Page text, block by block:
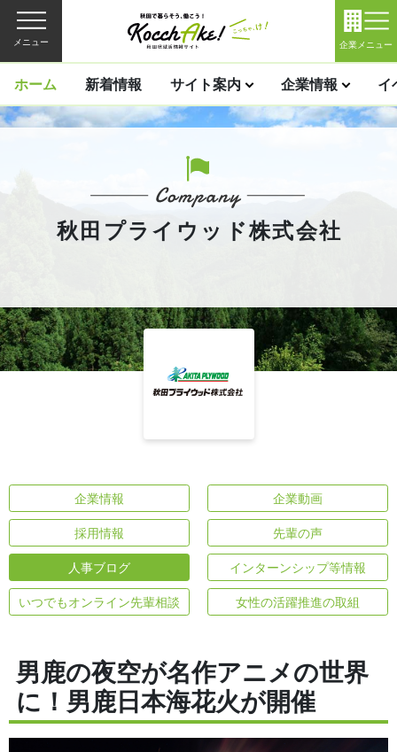
メニュー 企業メニュー
ホーム 新着情報 サイト案内 企業情報 イ
秋田プライウッド株式会社
企業情報 企業動画
採用情報 先輩の声
人事ブログ インターンシップ等情報
いつでもオンライン先輩相談 女性の活躍推進の取組
男鹿の夜空が名作アニメの世界
に！男鹿日本海花火が開催